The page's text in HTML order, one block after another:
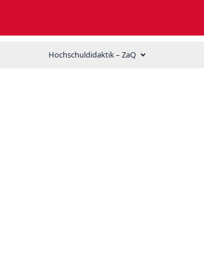
Hochschuldidaktik – ZaQ